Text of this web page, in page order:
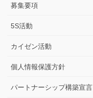
募集要項
5S活動
カイゼン活動
個人情報保護方針
パートナーシップ構築宣言